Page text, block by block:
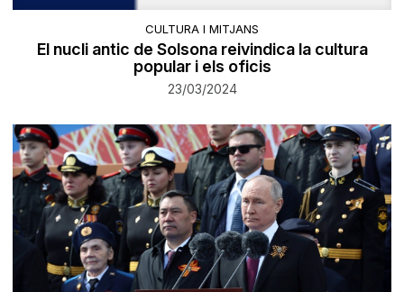
CULTURA I MITJANS
​El nucli antic de Solsona reivindica la cultura
popular i els oficis
23/03/2024